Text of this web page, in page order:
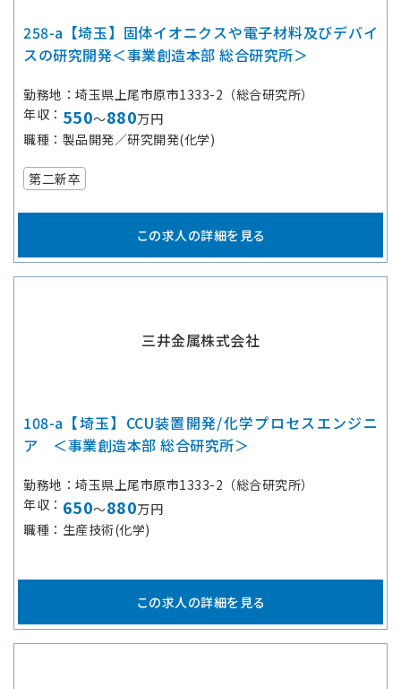
258-a【埼玉】固体イオニクスや電子材料及びデバイ
スの研究開発＜事業創造本部 総合研究所＞
勤務地
埼玉県上尾市原市1333-2（総合研究所）
年収
550～880万円
職種
製品開発／研究開発(化学)
第二新卒
この求人の詳細を見る
三井金属株式会社
108-a【埼玉】CCU装置開発/化学プロセスエンジニ
ア ＜事業創造本部 総合研究所＞
勤務地
埼玉県上尾市原市1333-2（総合研究所）
年収
650～880万円
職種
生産技術(化学)
この求人の詳細を見る